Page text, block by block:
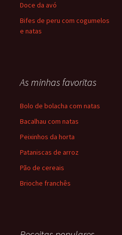
Doce da avó
Bifes de peru com cogumelos
e natas
As minhas favoritas
Bolo de bolacha com natas
Bacalhau com natas
Peixinhos da horta
Pataniscas de arroz
Pão de cereais
Brioche franchês